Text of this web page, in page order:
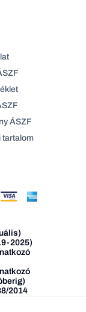
ÁSZF
tartalom
2025)
2014